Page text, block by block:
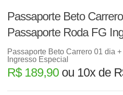
Passaporte Beto
Passaporte Roda FG
Passaporte Beto Carrero 01 dia
Ingresso Especial
R$ 189,90 ou 10x de